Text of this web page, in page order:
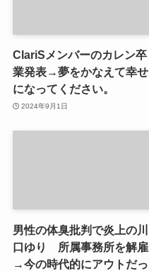
ClariSメンバーのカレン卒
業発表→夢をかなえて幸せ
になってください。
2024年9月1日
男性の体臭批判で炎上の川
口ゆり 所属事務所を解雇
→今の時代的にアウトだっ